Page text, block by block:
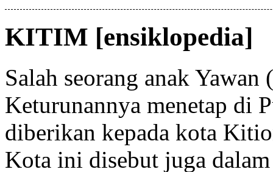
KITIM [ensiklopedia]
Salah seorang anak Yawan (
Keturunannya menetap di
diberikan kepada kota
Kota ini disebut juga